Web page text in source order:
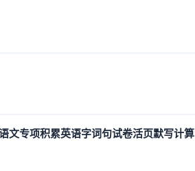
文专项积累英语字词句试卷活页默写计算